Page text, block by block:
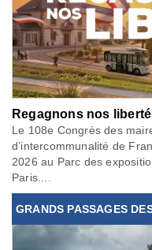
Regagnons nos
Le 108e Congrès des
d’intercommunalité de
2026 au Parc des
Paris....
GRANDS PASSAGES